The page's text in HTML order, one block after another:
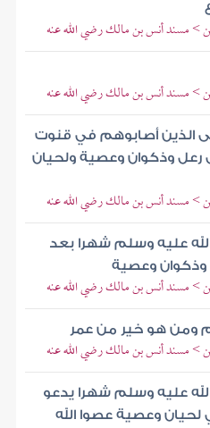
> مسند أنس بن مالك رضي الله عنه
> مسند أنس بن مالك رضي الله عنه
الذين أصابوهم في قنوت
رعل وذكوان وعصية ولحيان
> مسند أنس بن مالك رضي الله عنه
عليه وسلم شهرا بعد
وذكوان وعصية
> مسند أنس بن مالك رضي الله عنه
ومن هو خير من عمر
> مسند أنس بن مالك رضي الله عنه
عليه وسلم شهرا يدعو
وعصية عصوا الله